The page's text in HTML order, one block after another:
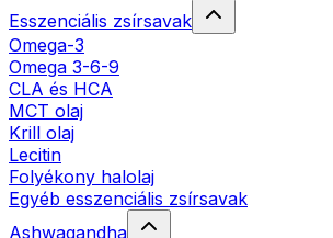
Esszenciális zsírsavak
Omega-3
Omega 3-6-9
CLA és HCA
MCT olaj
Krill olaj
Lecitin
Folyékony halolaj
Egyéb esszenciális zsírsavak
Ashwagandha